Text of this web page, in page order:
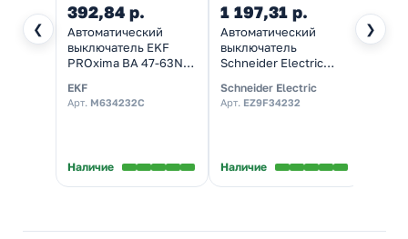
❮ ❯
392,84 р.
Автоматический
выключатель EKF
PROxima ВА 47-63N
(автомат
электрический)
EKF
Арт. M634232C
Наличие
1 197,31 р.
Автоматический
выключатель
Schneider Electric
4,5кА 230В (автомат
электрический)
Schneider Electric
Арт. EZ9F34232
Наличие